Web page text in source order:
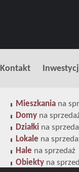
Kontakt
Mieszkania na
Domy na
Działki na
Lokale na
Hale na sprzedaż
Obiekty na